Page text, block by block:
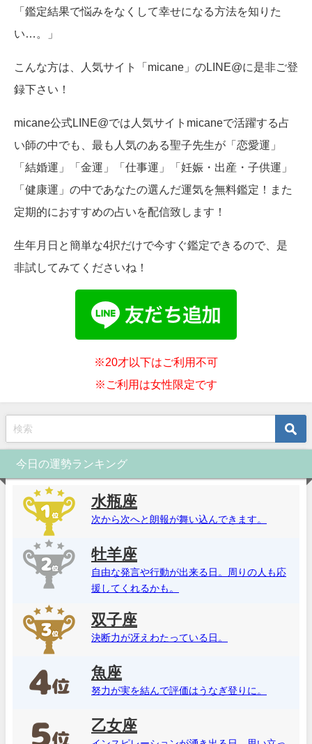
「鑑定結果で悩みをなくして幸せになる方法を知りた
い…。」
こんな方は、人気サイト「micane」のLINE@に是非ご登
録下さい！
micane公式LINE@では人気サイトmicaneで活躍する占
い師の中でも、最も人気のある聖子先生が「恋愛運」
「結婚運」「金運」「仕事運」「妊娠・出産・子供運」
「健康運」の中であなたの選んだ運気を無料鑑定！また
定期的におすすめの占いを配信致します！
生年月日と簡単な4択だけで今すぐ鑑定できるので、是
非試してみてくださいね！
※20才以下はご利用不可
※ご利用は女性限定です
今日の運勢ランキング
水瓶座
次から次へと朗報が舞い込んできます。
牡羊座
自由な発言や行動が出来る日。周りの人も応
援してくれるかも。
双子座
決断力が冴えわたっている日。
魚座
努力が実を結んで評価はうなぎ登りに。
乙女座